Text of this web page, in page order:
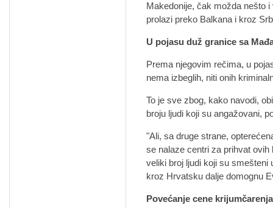
Makedonije, čak možda nešto
prolazi preko Balkana i kroz
U pojasu duž granice sa
Prema njegovim rečima, u
nema izbeglih, niti onih
To je sve zbog, kako navodi,
broju ljudi koji su angažovani,
"Ali, sa druge strane,
se nalaze centri za prihvat
veliki broj ljudi koji su
kroz Hrvatsku dalje domognu
Povećanje cene krijumčarenja